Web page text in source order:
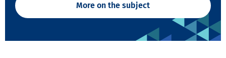
More on the subject